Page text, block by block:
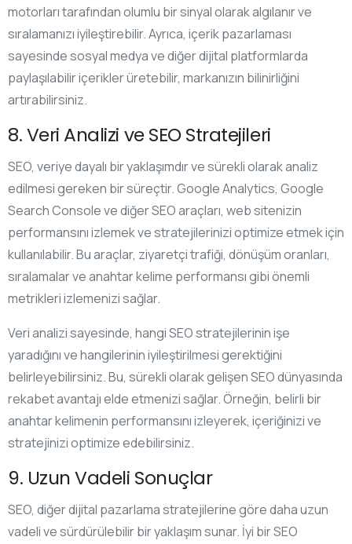
motorları tarafından olumlu bir sinyal olarak algılanır ve
sıralamanızı iyileştirebilir. Ayrıca, içerik pazarlaması
sayesinde sosyal medya ve diğer dijital platformlarda
paylaşılabilir içerikler üretebilir, markanızın bilinirliğini
artırabilirsiniz.
8. Veri Analizi ve SEO Stratejileri
SEO, veriye dayalı bir yaklaşımdır ve sürekli olarak analiz
edilmesi gereken bir süreçtir. Google Analytics, Google
Search Console ve diğer SEO araçları, web sitenizin
performansını izlemek ve stratejilerinizi optimize etmek için
kullanılabilir. Bu araçlar, ziyaretçi trafiği, dönüşüm oranları,
sıralamalar ve anahtar kelime performansı gibi önemli
metrikleri izlemenizi sağlar.
Veri analizi sayesinde, hangi SEO stratejilerinin işe
yaradığını ve hangilerinin iyileştirilmesi gerektiğini
belirleyebilirsiniz. Bu, sürekli olarak gelişen SEO dünyasında
rekabet avantajı elde etmenizi sağlar. Örneğin, belirli bir
anahtar kelimenin performansını izleyerek, içeriğinizi ve
stratejinizi optimize edebilirsiniz.
9. Uzun Vadeli Sonuçlar
SEO, diğer dijital pazarlama stratejilerine göre daha uzun
vadeli ve sürdürülebilir bir yaklaşım sunar. İyi bir SEO